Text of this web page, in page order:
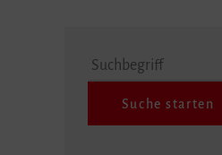
Suchbegriff